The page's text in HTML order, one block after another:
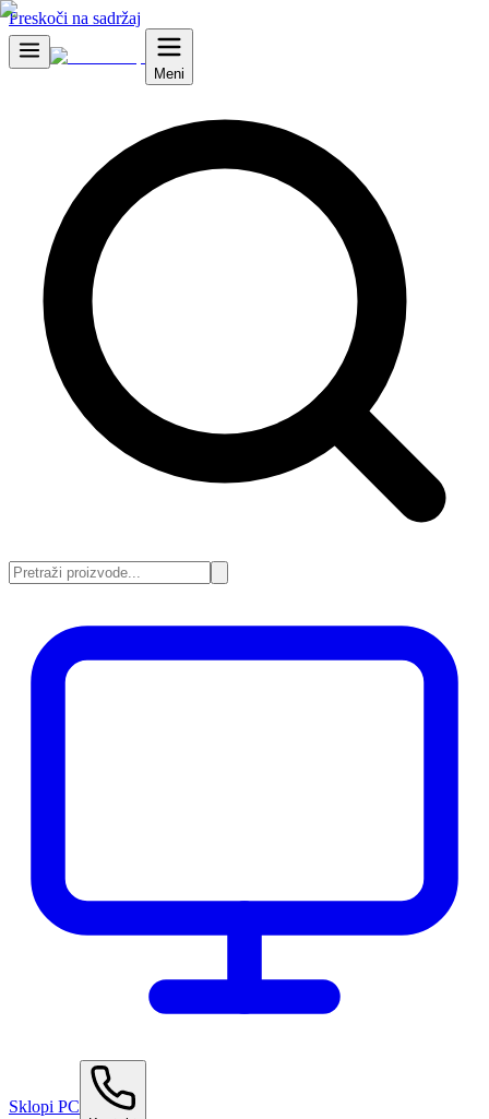
Preskoči na sadržaj
Meni
Sklopi PC